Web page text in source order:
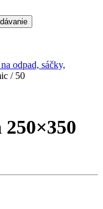
odpad, sáčky,
/ 50